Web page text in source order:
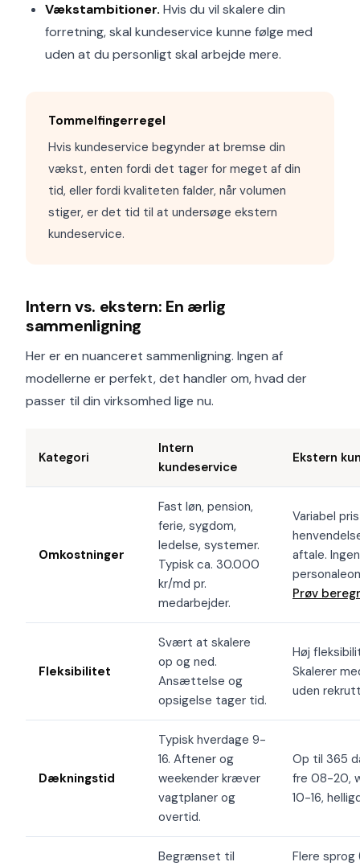
Vækstambitioner. Hvis du vil skalere din
forretning, skal kundeservice kunne følge med
uden at du personligt skal arbejde mere.
Tommelfingerregel
Hvis kundeservice begynder at bremse din
vækst, enten fordi det tager for meget af din
tid, eller fordi kvaliteten falder, når volumen
stiger, er det tid til at undersøge ekstern
kundeservice.
Intern vs. ekstern: En ærlig
sammenligning
Her er en nuanceret sammenligning. Ingen af
modellerne er perfekt, det handler om, hvad der
passer til din virksomhed lige nu.
Kategori
Intern
kundeservice
Ekstern
Omkostninger
Fast løn, pension,
ferie, sygdom,
ledelse, systemer.
Typisk ca. 30.000
kr/md pr.
medarbejder.
Variabel
aftale.
Prøv
Fleksibilitet
Svært at skalere
op og ned.
Ansættelse og
opsigelse tager tid.
Høj
Skalerer
uden
Dækningstid
Typisk hverdage 9-
16. Aftener og
weekender kræver
vagtplaner og
overtid.
Op til 365
fre 08-20,
10-16,
Begrænset til
Flere sprog